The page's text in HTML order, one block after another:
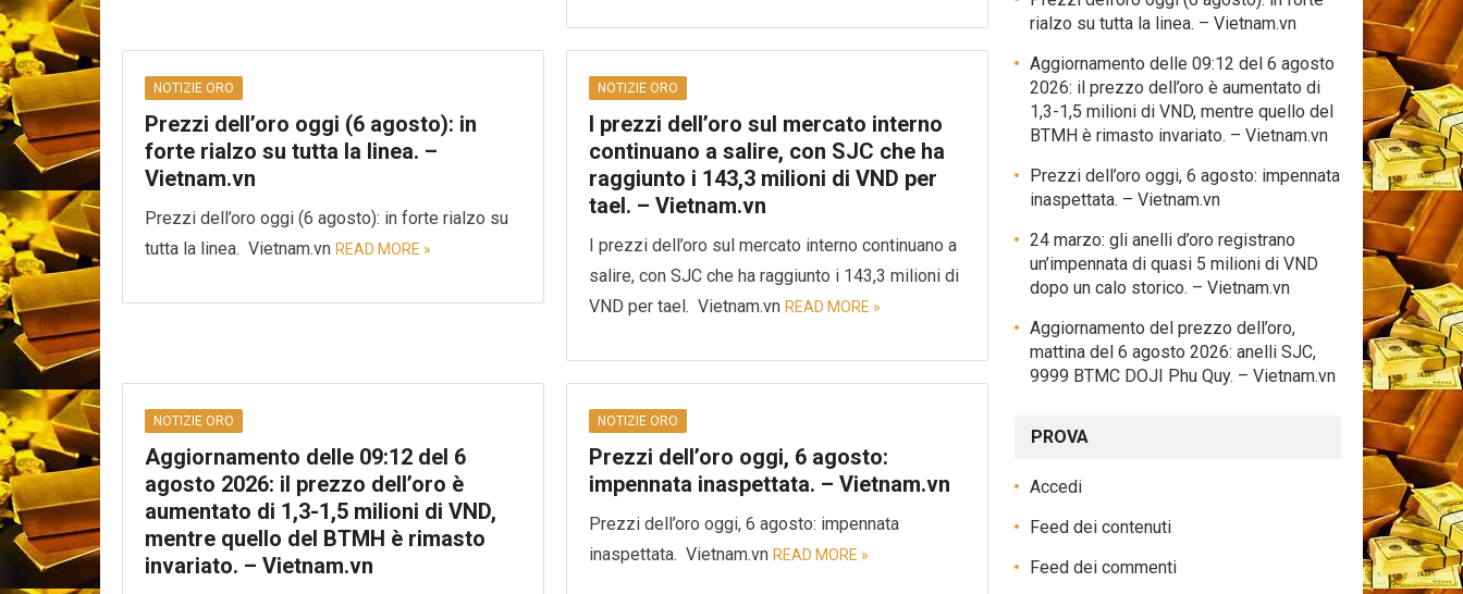
NOTIZIE ORO
Prezzi dell’oro oggi (6 agosto): in
forte rialzo su tutta la linea. –
Vietnam.vn
Prezzi dell’oro oggi (6 agosto): in forte rialzo su
tutta la linea. Vietnam.vn READ MORE »
NOTIZIE ORO
I prezzi dell’oro sul mercato interno
continuano a salire, con SJC che ha
raggiunto i 143,3 milioni di VND per
tael. – Vietnam.vn
I prezzi dell’oro sul mercato interno continuano a
salire, con SJC che ha raggiunto i 143,3 milioni di
VND per tael. Vietnam.vn READ MORE »
NOTIZIE ORO
Aggiornamento delle 09:12 del 6
agosto 2026: il prezzo dell’oro è
aumentato di 1,3-1,5 milioni di VND,
mentre quello del BTMH è rimasto
invariato. – Vietnam.vn
NOTIZIE ORO
Prezzi dell’oro oggi, 6 agosto:
impennata inaspettata. – Vietnam.vn
Prezzi dell’oro oggi, 6 agosto: impennata
inaspettata. Vietnam.vn READ MORE »
rialzo su tutta la linea. – Vietnam.vn
Aggiornamento delle 09:12 del 6 agosto
2026: il prezzo dell’oro è aumentato di
1,3-1,5 milioni di VND, mentre quello del
BTMH è rimasto invariato. – Vietnam.vn
Prezzi dell’oro oggi, 6 agosto: impennata
inaspettata. – Vietnam.vn
24 marzo: gli anelli d’oro registrano
un’impennata di quasi 5 milioni di VND
dopo un calo storico. – Vietnam.vn
Aggiornamento del prezzo dell’oro,
mattina del 6 agosto 2026: anelli SJC,
9999 BTMC DOJI Phu Quy. – Vietnam.vn
PROVA
Accedi
Feed dei contenuti
Feed dei commenti